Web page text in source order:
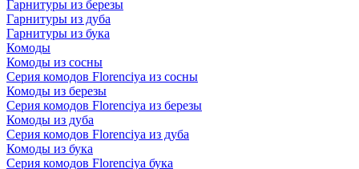
Гарнитуры из березы
Гарнитуры из дуба
Гарнитуры из бука
Комоды
Комоды из сосны
Серия комодов Florenciya из сосны
Комоды из березы
Серия комодов Florenciya из березы
Комоды из дуба
Серия комодов Florenciya из дуба
Комоды из бука
Серия комодов Florenciya бука